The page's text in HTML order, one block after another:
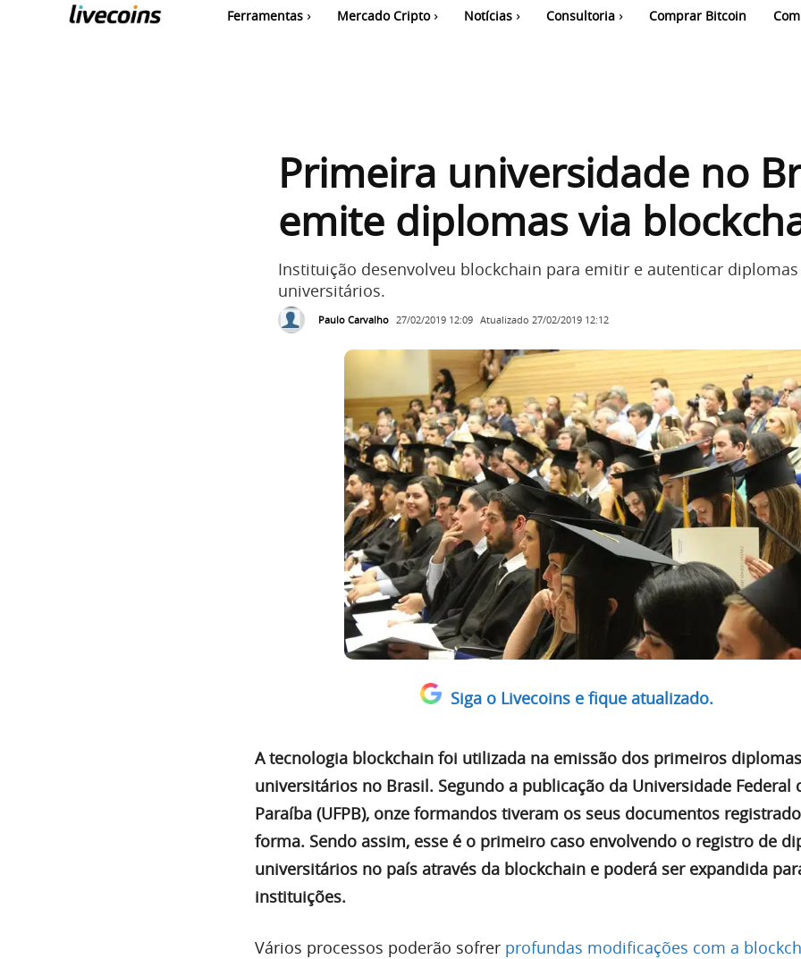
Ferramentas Mercado Cripto Notícias Consultoria Comprar Bitcoin
Primeira universidade no
emite diplomas via
Instituição desenvolveu blockchain para emitir e autenticar diplomas
universitários.
Paulo Carvalho 27/02/2019 12:09 Atualizado 27/02/2019 12:12
Siga o Livecoins e fique atualizado.
A tecnologia blockchain foi utilizada na emissão dos primeiros diplomas
universitários no Brasil. Segundo a publicação da Universidade Federal
Paraíba (UFPB), onze formandos tiveram os seus documentos
forma. Sendo assim, esse é o primeiro caso envolvendo o registro de
universitários no país através da blockchain e poderá ser expandida
instituições.
Vários processos poderão sofrer profundas modificações com a